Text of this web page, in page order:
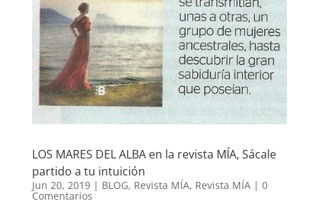
LOS MARES DEL ALBA en la revista MÍA, Sácale
partido a tu intuición
Jun 20, 2019| BLOG, Revista MÍA, Revista MÍA| 0
Comentarios